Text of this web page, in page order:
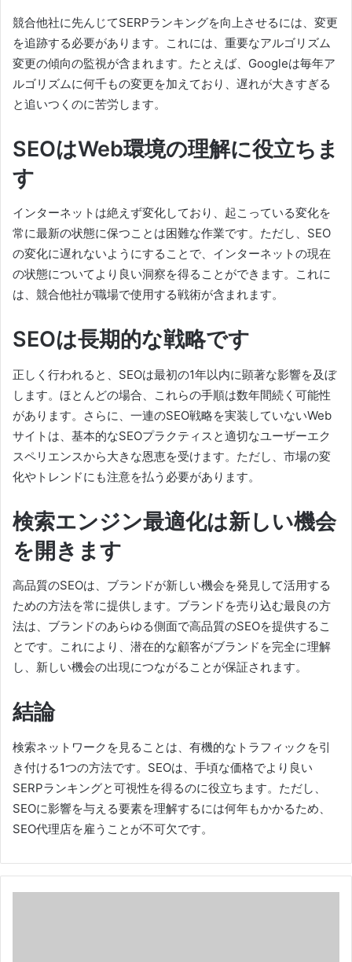
競合他社に先んじてSERPランキングを向上させるには、変更
を追跡する必要があります。
これには、重要なアルゴリズム
変更の傾向の監視が含まれます。 たとえば、Googleは毎年ア
ルゴリズムに何千もの変更を加えており、遅れが大きすぎる
と追いつくのに苦労します。
SEOはWeb環境の理解に役立ちま
す
インターネットは絶えず変化しており、起こっている変化を
常に最新の状態に保つことは困難な作業です。 ただし、SEO
の変化に遅れないようにすることで、インターネットの現在
の状態についてより良い洞察を得ることができます。
これに
は、競合他社が職場で使用する戦術が含まれます。
SEOは長期的な戦略です
正しく行われると、SEOは最初の1年以内に顕著な影響を及ぼ
します。 ほとんどの場合、これらの手順は数年間続く可能性
があります。
さらに、一連のSEO戦略を実装していないWeb
サイトは、基本的なSEOプラクティスと適切なユーザーエク
スペリエンスから大きな恩恵を受けます。 ただし、市場の変
化やトレンドにも注意を払う必要があります。
検索エンジン最適化は新しい機会
を開きます
高品質のSEOは、ブランドが新しい機会を発見して活用する
ための方法を常に提供します。 ブランドを売り込む最良の方
法は、ブランドのあらゆる側面で高品質のSEOを提供するこ
とです。
これにより、潜在的な顧客がブランドを完全に理解
し、新しい機会の出現につながることが保証されます。
結論
検索ネットワークを見ることは、有機的なトラフィックを引
き付ける1つの方法です。 SEOは、手頃な価格でより良い
SERPランキングと可視性を得るのに役立ちます。 ただし、
SEOに影響を与える要素を理解するには何年もかかるため、
SEO代理店を雇うことが不可欠です。